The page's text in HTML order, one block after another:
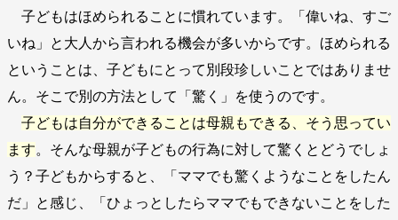
子どもはほめられることに慣れています。「偉いね、すご
いね」と大人から言われる機会が多いからです。ほめられる
ということは、子どもにとって別段珍しいことではありませ
ん。そこで別の方法として「驚く」を使うのです。
子どもは自分ができることは母親もできる、そう思ってい
ます。そんな母親が子どもの行為に対して驚くとどうでしょ
う？子どもからすると、「ママでも驚くようなことをしたん
だ」と感じ、「ひょっとしたらママでもできないことをした